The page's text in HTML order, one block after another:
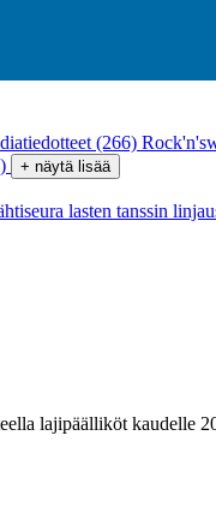
(266)
+ näytä lisää
lasten tanssin
lajipäälliköt